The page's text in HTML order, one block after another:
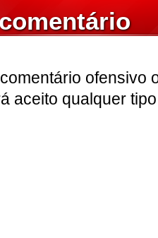
ofensivo
aceito qualquer